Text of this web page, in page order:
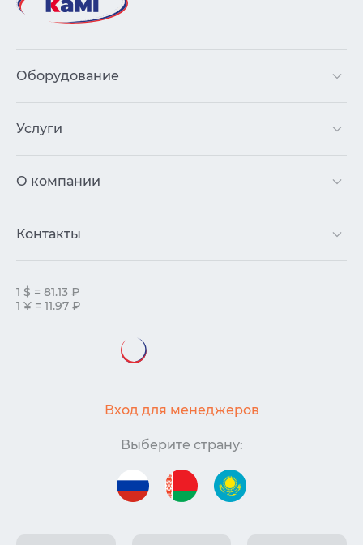
Оборудование
Услуги
О компании
Контакты
1 $ = 81.13 ₽
1 ¥ = 11.97 ₽
Вход для менеджеров
Выберите страну: